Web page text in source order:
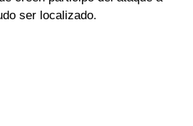
ser localizado.